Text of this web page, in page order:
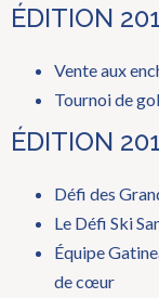
ÉDITION
Vente aux
Tournoi de
ÉDITION
Défi des
Le Défi Ski
Équipe
de cœur